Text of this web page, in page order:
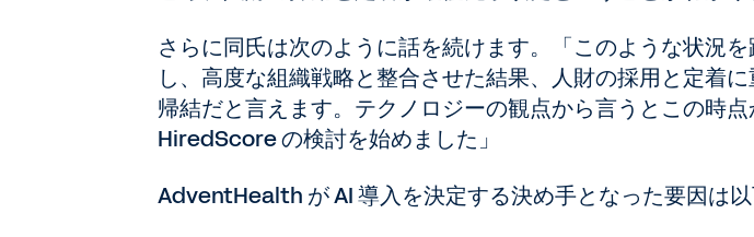
さらに同氏は次のように話を続けます。「このような状況
し、高度な組織戦略と整合させた結果、人財の採用と定着
帰結だと言えます。テクノロジーの観点から言うとこの時
HiredScore の検討を始めました」
AdventHealth が AI 導入を決定する決め手となった要因は以